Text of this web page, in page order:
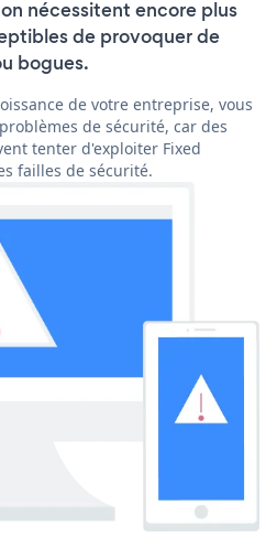
nécessitent encore plus
de provoquer de
bogues.
de votre entreprise, vous
de sécurité, car des
tenter d'exploiter Fixed
failles de sécurité.